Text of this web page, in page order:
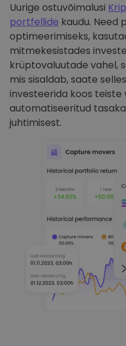
Uurige ostuvõimalusi
portfellide kaudu. Need
optimeerimiseks,
mitmekesistades
krüptovaluutade vahel,
mis sisaldab, saate
investeerida koos teiste
automatiseeritud
juhtimisest.